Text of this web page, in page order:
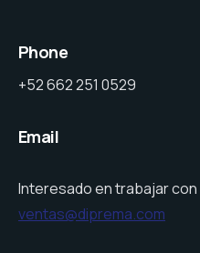
Phone
+52 662 251 0529
Email
Interesado en trabajar
ventas@diprema.com